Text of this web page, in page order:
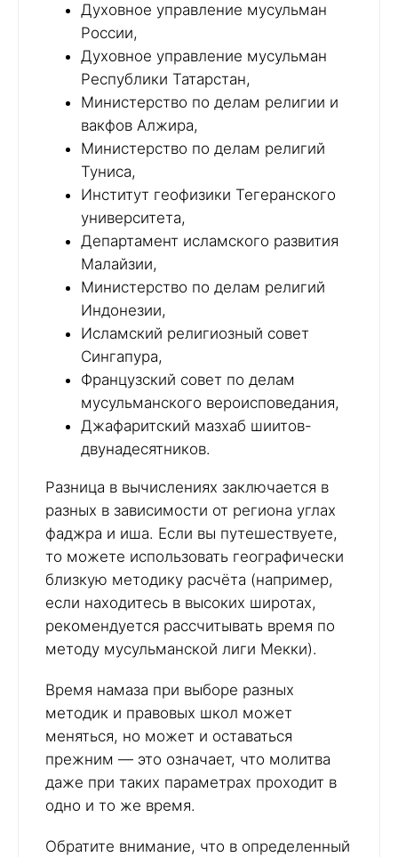
Духовное управление мусульман
России,
Духовное управление мусульман
Республики Татарстан,
Министерство по делам религии и
вакфов Алжира,
Министерство по делам религий
Туниса,
Институт геофизики Тегеранского
университета,
Департамент исламского развития
Малайзии,
Министерство по делам религий
Индонезии,
Исламский религиозный совет
Сингапура,
Французский совет по делам
мусульманского вероисповедания,
Джафаритский мазхаб шиитов-
двунадесятников.
Разница в вычислениях заключается в
разных в зависимости от региона углах
фаджра и иша. Если вы путешествуете,
то можете использовать географически
близкую методику расчёта (например,
если находитесь в высоких широтах,
рекомендуется рассчитывать время по
методу мусульманской лиги Мекки).
Время намаза при выборе разных
методик и правовых школ может
меняться, но может и оставаться
прежним — это означает, что молитва
даже при таких параметрах проходит в
одно и то же время.
Обратите внимание, что в определенный